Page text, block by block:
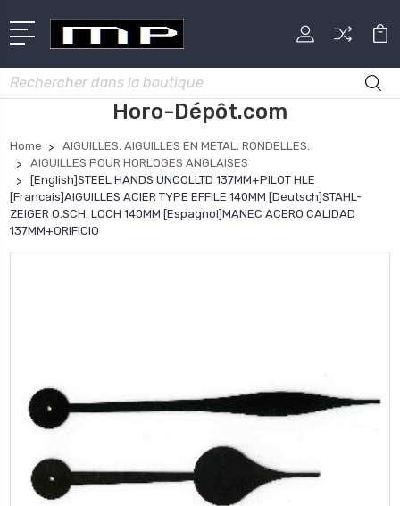
Rechercher
Horo-Dépôt.com
Home
AIGUILLES. AIGUILLES EN METAL. RONDELLES.
AIGUILLES POUR HORLOGES ANGLAISES
[English]STEEL HANDS UNCOLLTD 137MM+PILOT HLE
[Francais]AIGUILLES ACIER TYPE EFFILE 140MM [Deutsch]STAHL-
ZEIGER O.SCH. LOCH 140MM [Espagnol]MANEC ACERO CALIDAD
137MM+ORIFICIO